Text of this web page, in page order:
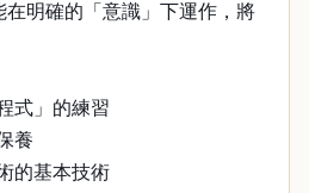
在明確的「意識」下運作，將
式」的練習
養
的基本技術